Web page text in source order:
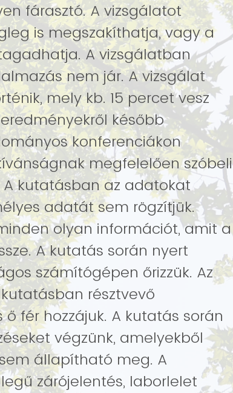
fárasztó. A vizsgálatot
is megszakíthatja, vagy a
A vizsgálatban
nem jár. A vizsgálat
mely kb. 15 percet vesz
később
konferenciákon
megfelelően szóbeli
kutatásban az adatokat
adatát sem rögzítjük.
olyan információt, amit a
A kutatás során nyert
számítógépen őrizzük. Az
résztvevő
fér hozzájuk. A kutatás során
végzünk, amelyekből
állapítható meg. A
zárójelentés, laborlelet